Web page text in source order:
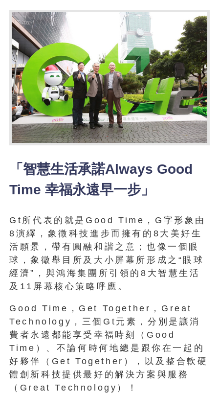
「智慧生活承諾Always Good
Time 幸福永遠早一步」
Gt所代表的就是Good Time，G字形象由
8演繹，象徵科技進步而擁有的8大美好生
活願景，帶有圓融和諧之意；也像一個眼
球，象徵舉目所及大小屏幕所形成之“眼球
經濟”，與鴻海集團所引領的8大智慧生活
及11屏幕核心策略呼應。
Good Time，Get Together，Great
Technology，三個Gt元素，分別是讓消
費者永遠都能享受幸福時刻（Good
Time）、不論何時何地總是跟你在一起的
好夥伴（Get Together），以及整合軟硬
體創新科技提供最好的解決方案與服務
（Great Technology）！